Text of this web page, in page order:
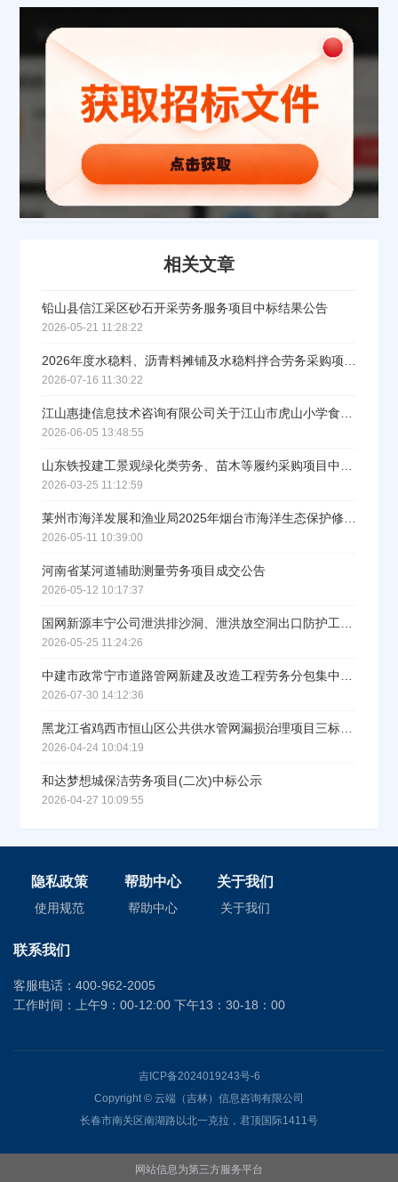
相关文章
铅山县信江采区砂石开采劳务服务项目中标结果公告
2026-05-21 11:28:22
2026年度水稳料、沥青料摊铺及水稳料拌合劳务采购项目中标结果公告
2026-07-16 11:30:22
江山惠捷信息技术咨询有限公司关于江山市虎山小学食堂劳务外包采购项目中标(成交)结果公告
2026-06-05 13:48:55
山东铁投建工景观绿化类劳务、苗木等履约采购项目中标公告
2026-03-25 11:12:59
莱州市海洋发展和渔业局2025年烟台市海洋生态保护修复工程项目施工劳务分包单位中标结果公示
2026-05-11 10:39:00
河南省某河道辅助测量劳务项目成交公告
2026-05-12 10:17:37
国网新源丰宁公司泄洪排沙洞、泄洪放空洞出口防护工程劳务施工及机械租赁结果公告
2026-05-25 11:24:26
中建市政常宁市道路管网新建及改造工程劳务分包集中采购成交公示
2026-07-30 14:12:36
黑龙江省鸡西市恒山区公共供水管网漏损治理项目三标段劳务采购项目（一批）中标结果公告
2026-04-24 10:04:19
和达梦想城保洁劳务项目(二次)中标公示
2026-04-27 10:09:55
隐私政策
使用规范
帮助中心
帮助中心
关于我们
关于我们
联系我们
客服电话：400-962-2005
工作时间：上午9：00-12:00 下午13：30-18：00
吉ICP备2024019243号-6
Copyright © 云端（吉林）信息咨询有限公司
长春市南关区南湖路以北一克拉，君顶国际1411号
网站信息为第三方服务平台
公司名称
经办人